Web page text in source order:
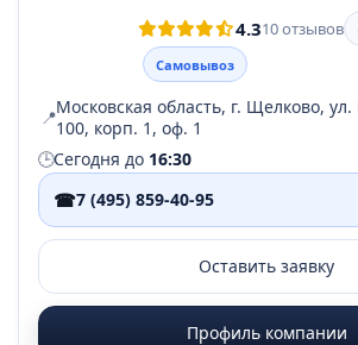
4.310 отзывов
Самовывоз
📍Московская область, г. Щелково,
100, корп. 1, оф. 1
🕒Сегодня до 16:30
☎7 (495) 859-40-95
Оставить заявку
Профиль компании